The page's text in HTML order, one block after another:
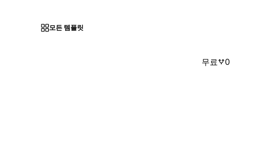
모든 템플릿
무료 0